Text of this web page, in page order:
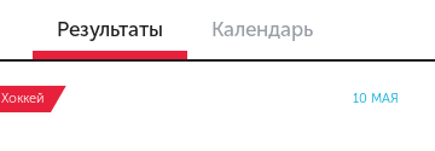
Результаты Календарь
Хоккей 10 МАЯ